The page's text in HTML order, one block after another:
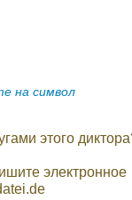
на символ
этого
электронное